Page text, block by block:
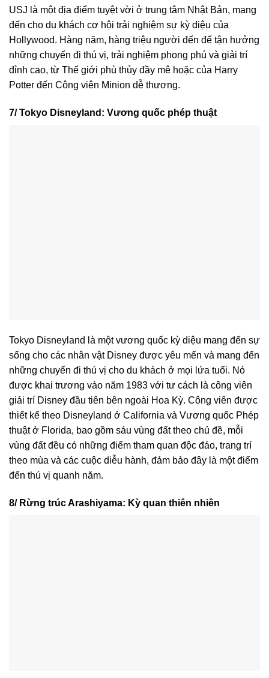
USJ là một địa điểm tuyệt vời ở trung tâm Nhật Bản, mang
đến cho du khách cơ hội trải nghiệm sự kỳ diệu của
Hollywood. Hàng năm, hàng triệu người đến để tận hưởng
những chuyến đi thú vị, trải nghiệm phong phú và giải trí
đỉnh cao, từ Thế giới phù thủy đầy mê hoặc của Harry
Potter đến Công viên Minion dễ thương.
7/ Tokyo Disneyland: Vương quốc phép thuật
Tokyo Disneyland là một vương quốc kỳ diệu mang đến sự
sống cho các nhân vật Disney được yêu mến và mang đến
những chuyến đi thú vị cho du khách ở mọi lứa tuổi. Nó
được khai trương vào năm 1983 với tư cách là công viên
giải trí Disney đầu tiên bên ngoài Hoa Kỳ. Công viên được
thiết kế theo Disneyland ở California và Vương quốc Phép
thuật ở Florida, bao gồm sáu vùng đất theo chủ đề, mỗi
vùng đất đều có những điểm tham quan độc đáo, trang trí
theo mùa và các cuộc diễu hành, đảm bảo đây là một điểm
đến thú vị quanh năm.
8/ Rừng trúc Arashiyama: Kỳ quan thiên nhiên